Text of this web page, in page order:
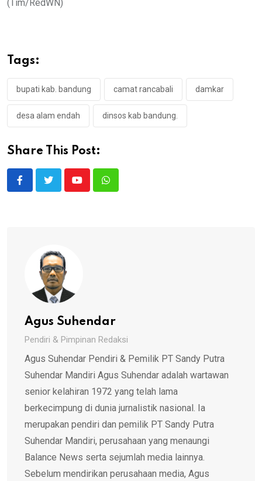
(Tim/RedWN)
Tags:
bupati kab. bandung camat rancabali damkar
desa alam endah dinsos kab bandung.
Share This Post:
YoutubeWhatsapp
Agus Suhendar
Pendiri & Pimpinan Redaksi
Agus Suhendar Pendiri & Pemilik PT Sandy Putra
Suhendar Mandiri Agus Suhendar adalah wartawan
senior kelahiran 1972 yang telah lama
berkecimpung di dunia jurnalistik nasional. Ia
merupakan pendiri dan pemilik PT Sandy Putra
Suhendar Mandiri, perusahaan yang menaungi
Balance News serta sejumlah media lainnya.
Sebelum mendirikan perusahaan media, Agus